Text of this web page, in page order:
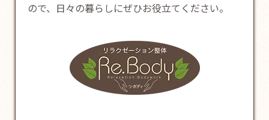
ので、日々の暮らしにぜひお役立てください。